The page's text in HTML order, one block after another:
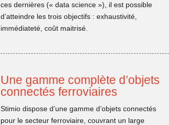
ces dernières (« data science »), il est possible
d’atteindre les trois objectifs : exhaustivité,
immédiateté, coût maitrisé.
Une gamme complète d’objets
connectés ferroviaires
Stimio dispose d’une gamme d’objets connectés
pour le secteur ferroviaire, couvrant un large